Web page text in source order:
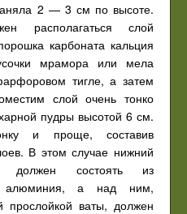
2 — 3 см по высоте.
располагаться слой
карбоната кальция
мрамора или мела
тигле, а затем
слой очень тонко
пудры высотой 6 см.
и проще, составив
В этом случае нижний
состоять из
алюминия, а над ним,
прослойкой ваты, должен